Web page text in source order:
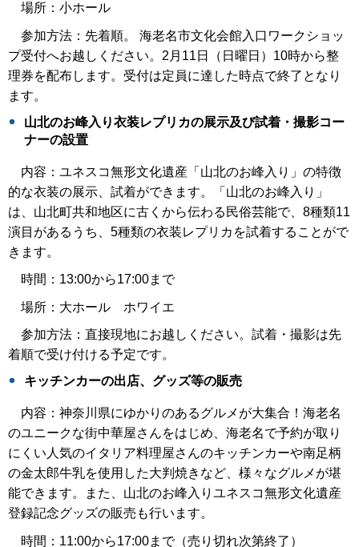
場所：小ホール
参加方法：先着順。 海老名市文化会館入口ワークショッ
プ受付へお越しください。2月11日（日曜日）10時から整
理券を配布します。受付は定員に達した時点で終了となり
ます。
山北のお峰入り衣装レプリカの展示及び試着・撮影コー
ナーの設置
内容：ユネスコ無形文化遺産「山北のお峰入り」の特徴
的な衣装の展示、試着ができます。「山北のお峰入り」
は、山北町共和地区に古くから伝わる民俗芸能で、8種類11
演目があるうち、5種類の衣装レプリカを試着することがで
きます。
時間：13:00から17:00まで
場所：大ホール ホワイエ
参加方法：直接現地にお越しください。試着・撮影は先
着順で受け付ける予定です。
キッチンカーの出店、グッズ等の販売
内容：神奈川県にゆかりのあるグルメが大集合！海老名
のユニークな街中華屋さんをはじめ、海老名で予約が取り
にくい人気のイタリア料理屋さんのキッチンカーや南足柄
の金太郎牛乳を使用した大判焼きなど、様々なグルメが堪
能できます。また、山北のお峰入りユネスコ無形文化遺産
登録記念グッズの販売も行います。
時間：11:00から17:00まで（売り切れ次第終了）